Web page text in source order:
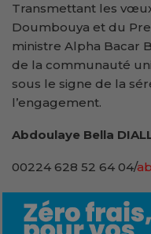
Transmettant les
Doumbouya et du
ministre Alpha Bacar
de la communauté
sous le signe de la
l’engagement.
Abdoulaye Bella
00224 628 52 64 04/